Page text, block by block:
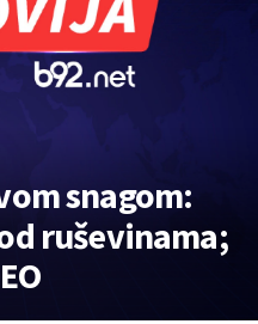
snagom:
ruševinama;